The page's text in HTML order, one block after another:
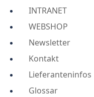
INTRANET
WEBSHOP
Newsletter
Kontakt
Lieferanteninfos
Glossar